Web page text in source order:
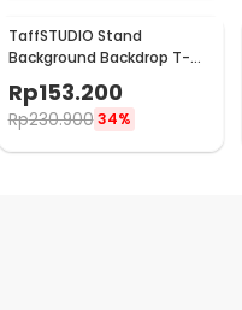
TaffSTUDIO Stand
Background Backdrop T-
Shape 4 Clamp
200x260cm - M139
Rp153.200
Rp230.900 34%